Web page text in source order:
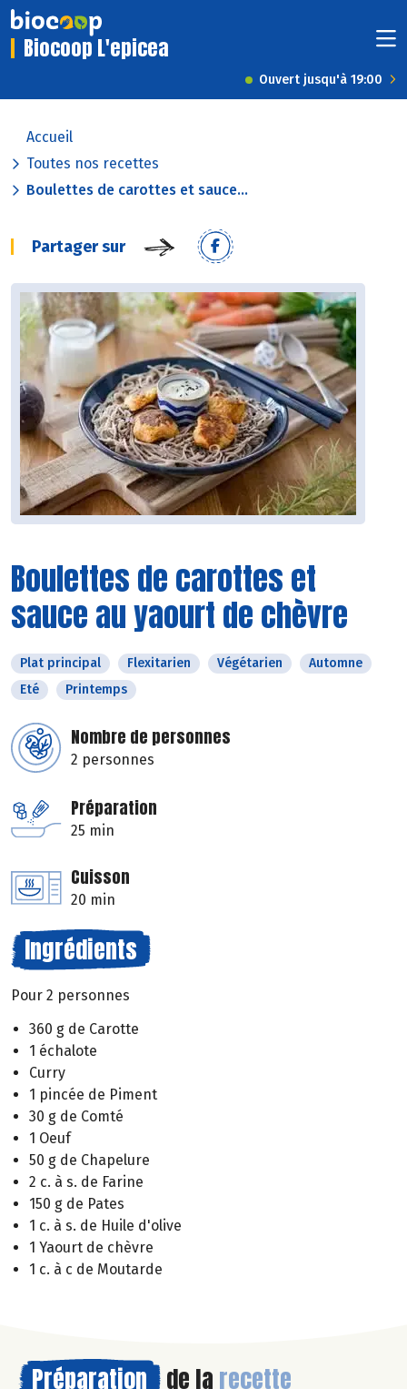
Biocoop L'epicea
Ouvert jusqu'à 19:00
Accueil
Toutes nos recettes
Boulettes de carottes et sauce...
Partager sur
Boulettes de carottes et
sauce au yaourt de chèvre
Plat principal Flexitarien Végétarien
Automne
Eté
Printemps
Nombre de personnes
2 personnes
Préparation
25 min
Cuisson
20 min
Ingrédients
Pour 2 personnes
360 g de Carotte
1 échalote
Curry
1 pincée de Piment
30 g de Comté
1 Oeuf
50 g de Chapelure
2 c. à s. de Farine
150 g de Pates
1 c. à s. de Huile d'olive
1 Yaourt de chèvre
1 c. à c de Moutarde
Préparation de la recette